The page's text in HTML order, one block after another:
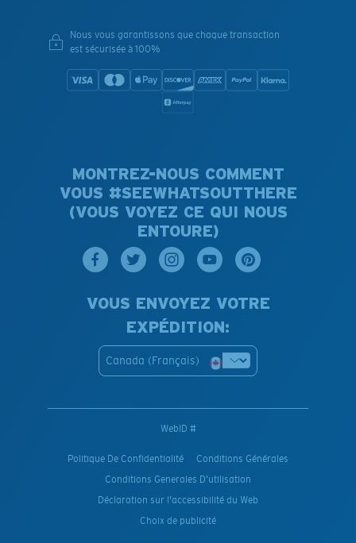
Nous vous garantissons que chaque transaction
est sécurisée à 100%
MONTREZ-NOUS COMMENT
VOUS #SEEWHATSOUTTHERE
(VOUS VOYEZ CE QUI NOUS
ENTOURE)
VOUS ENVOYEZ VOTRE
EXPÉDITION:
Canada (Français)
WebID #
Politique De Confidentialité
Conditions Générales
Conditions Generales D’utilisation
Déclaration sur l'accessibilité du Web
Choix de publicité